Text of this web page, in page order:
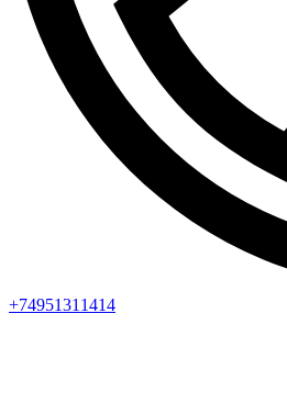
+74951311414